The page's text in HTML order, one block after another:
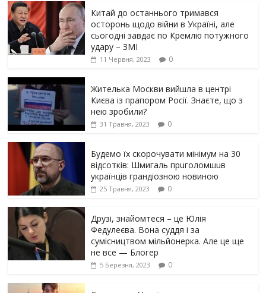
Китай до останнього тримався
осторонь щодо вiйни в Україні, але
сьогодні завдає по Кремлю потужного
yдарy – ЗМІ
11 Червня, 2023 0
Жителька Москви вийшла в центрі
Києва із прапором Росії. Знаєте, що з
нею зробили?
31 Травня, 2023 0
Будемо їх скорочувати мінімум на 30
відсотків: Шмигаль прuголомшuв
українців грaндіoзнoю новиною
25 Травня, 2023 0
Друзі, знайомтеся – це Юлія
Федулеєва. Вона суддя і за
сумісництвом мільйонерка. Але це ще
не все — Блогер
5 Березня, 2023 0